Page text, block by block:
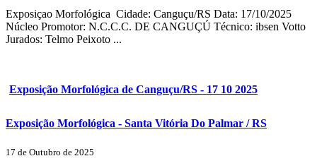
Exposiçao Morfológica Cidade: Canguçu/RS Data: 17/10/2025
Núcleo Promotor: N.C.C.C. DE CANGUÇÚ Técnico: ibsen Votto
Jurados: Telmo Peixoto ...
Exposição Morfológica de Canguçu/RS - 17 10 2025
Exposição Morfológica - Santa Vitória Do Palmar / RS
17 de Outubro de 2025